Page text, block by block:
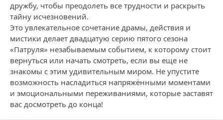
дружбу, чтобы преодолеть все трудности и раскрыть
тайну исчезновений.
Это увлекательное сочетание драмы, действия и
мистики делает двадцатую серию пятого сезона
«Патруля» незабываемым событием, к которому стоит
вернуться или начать смотреть, если вы еще не
знакомы с этим удивительным миром. Не упустите
возможность насладиться напряжёнными моментами
и эмоциональными переживаниями, которые заставят
вас досмотреть до конца!